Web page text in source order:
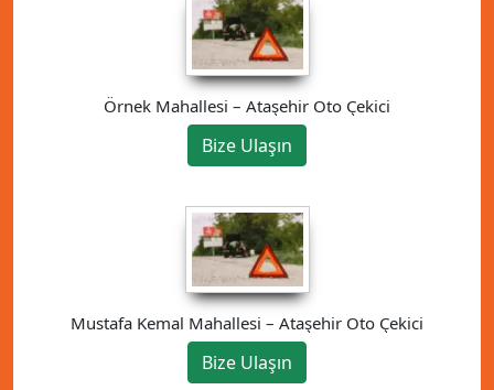
Örnek Mahallesi – Ataşehir Oto Çekici
Bize Ulaşın
Mustafa Kemal Mahallesi – Ataşehir Oto Çekici
Bize Ulaşın